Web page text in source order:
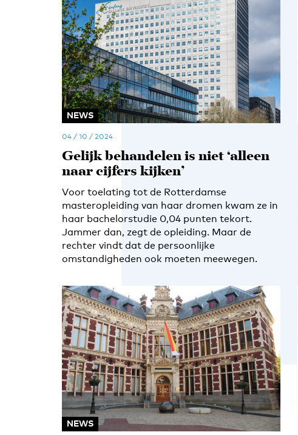
NEWS
04 / 10 / 2024
Gelijk behandelen is niet ‘alleen
naar cijfers kijken’
Voor toelating tot de Rotterdamse
masteropleiding van haar dromen kwam ze in
haar bachelorstudie 0,04 punten tekort.
Jammer dan, zegt de opleiding. Maar de
rechter vindt dat de persoonlijke
omstandigheden ook moeten meewegen.
NEWS